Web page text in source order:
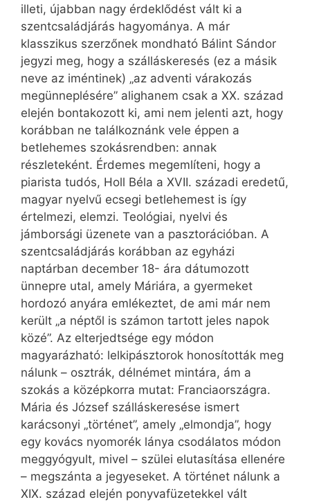
illeti, újabban nagy érdeklődést vált ki a
szentcsaládjárás hagyománya. A már
klasszikus szerzőnek mondható Bálint Sándor
jegyzi meg, hogy a szálláskeresés (ez a másik
neve az iméntinek) „az adventi várakozás
megünneplésére” alighanem csak a XX. század
elején bontakozott ki, ami nem jelenti azt, hogy
korábban ne találkoznánk vele éppen a
betlehemes szokásrendben: annak
részleteként. Érdemes megemlíteni, hogy a
piarista tudós, Holl Béla a XVII. századi eredetű,
magyar nyelvű ecsegi betlehemest is így
értelmezi, elemzi. Teológiai, nyelvi és
jámborsági üzenete van a pasztorációban. A
szentcsaládjárás korábban az egyházi
naptárban december 18- ára dátumozott
ünnepre utal, amely Máriára, a gyermeket
hordozó anyára emlékeztet, de ami már nem
került „a néptől is számon tartott jeles napok
közé”. Az elterjedtsége egy módon
magyarázható: lelkipásztorok honosították meg
nálunk – osztrák, délnémet mintára, ám a
szokás a középkorra mutat: Franciaországra.
Mária és József szálláskeresése ismert
karácsonyi „történet”, amely „elmondja”, hogy
egy kovács nyomorék lánya csodálatos módon
meggyógyult, mivel – szülei elutasítása ellenére
– megszánta a jegyeseket. A történet nálunk a
XIX. század elején ponyvafüzetekkel vált